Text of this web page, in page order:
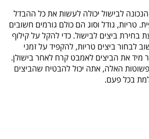
לבישול יכולה לעשות את כל ההבדל
טריות, גודל וסוג הם כולם גורמים חשובים
ביצים לבישול. כדי להקל על קילוף
לבחור ביצים טריות, להקפיד על זמני
מיד את הביצים לאמבט קרח לאחר בישולן.
האלה, אתה יכול להבטיח שהביצים
בכל פעם.